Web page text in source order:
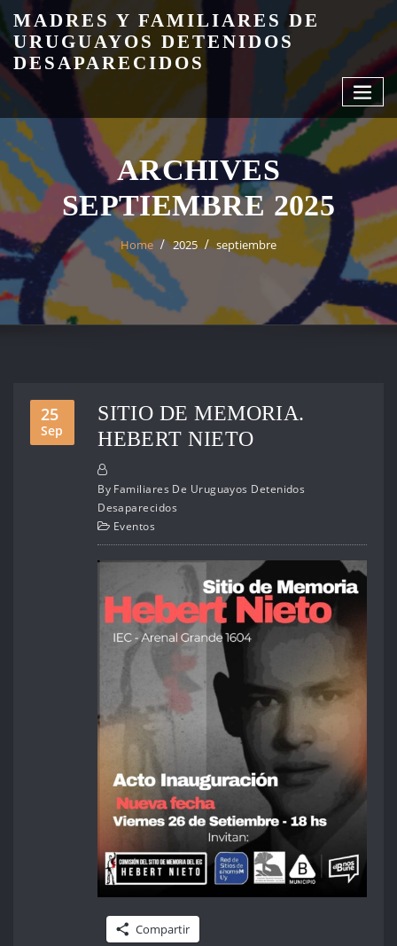
Skip
to
content
MADRES Y FAMILIARES DE
URUGUAYOS DETENIDOS
DESAPARECIDOS
ARCHIVES
SEPTIEMBRE 2025
Home 2025 septiembre
25
Sep
SITIO DE MEMORIA.
HEBERT NIETO
By Familiares De Uruguayos Detenidos
Desaparecidos
Eventos
Compartir